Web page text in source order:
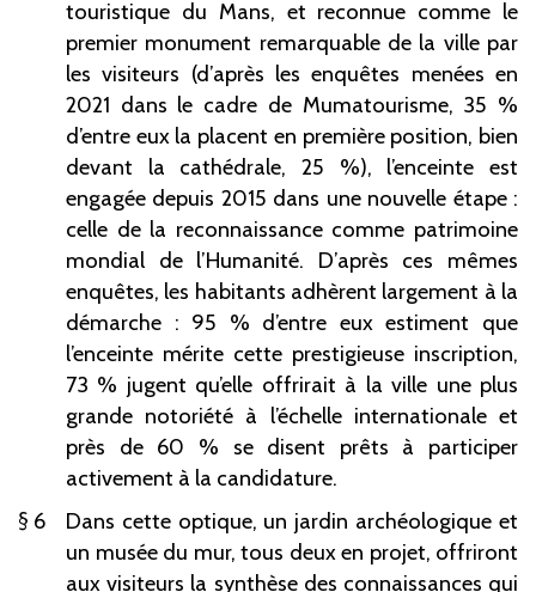
touristique du Mans, et reconnue comme le
premier monument remarquable de la ville par
les visiteurs (d’après les enquêtes menées en
2021 dans le cadre de Mumatourisme, 35 %
d’entre eux la placent en première position, bien
devant la cathédrale, 25
%), l’enceinte est
engagée depuis 2015 dans une nouvelle étape :
celle de la reconnaissance comme patrimoine
mondial de l’Humanité. D’après ces mêmes
enquêtes, les habitants adhèrent largement à la
démarche : 95 % d’entre eux estiment que
l’enceinte mérite cette prestigieuse inscription,
73 % jugent qu’elle offrirait à la ville une plus
grande notoriété à l’échelle internationale et
près de 60
% se disent prêts à participer
activement à la candidature.
6
Dans cette optique, un jardin archéologique et
un musée du mur, tous deux en projet, offriront
aux visiteurs la synthèse des connaissances qui